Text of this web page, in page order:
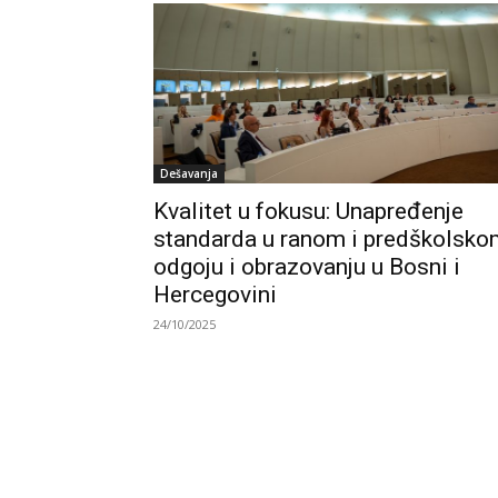
Dešavanja
Kvalitet u fokusu: Unapređenje
standarda u ranom i
odgoju i obrazovanju u Bosni i
Hercegovini
24/10/2025